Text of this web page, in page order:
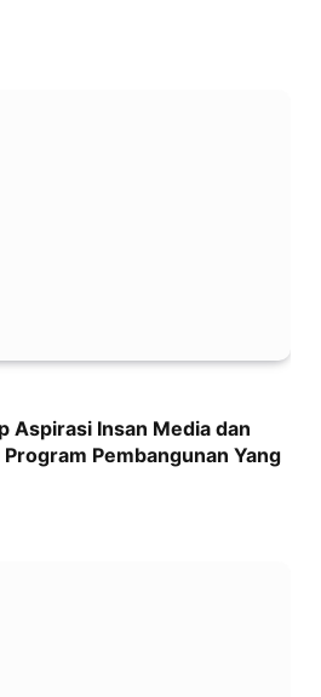
Aspirasi Insan Media dan
Pembangunan Yang